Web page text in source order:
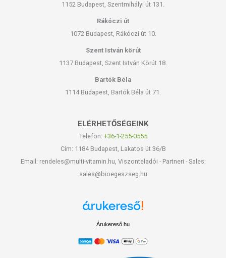
1152 Budapest, Szentmihályi út 131.
Rákóczi út
1072 Budapest, Rákóczi út 10.
Szent István körút
1137 Budapest, Szent István Körút 18.
Bartók Béla
1114 Budapest, Bartók Béla út 71.
ELÉRHETŐSÉGEINK
Telefon: +36-1-255-0555
Cím: 1184 Budapest, Lakatos út 36/B
Email: rendeles@multi-vitamin.hu, Viszonteladói - Partneri - Sales:
sales@bioegeszseg.hu
Árukereső.hu